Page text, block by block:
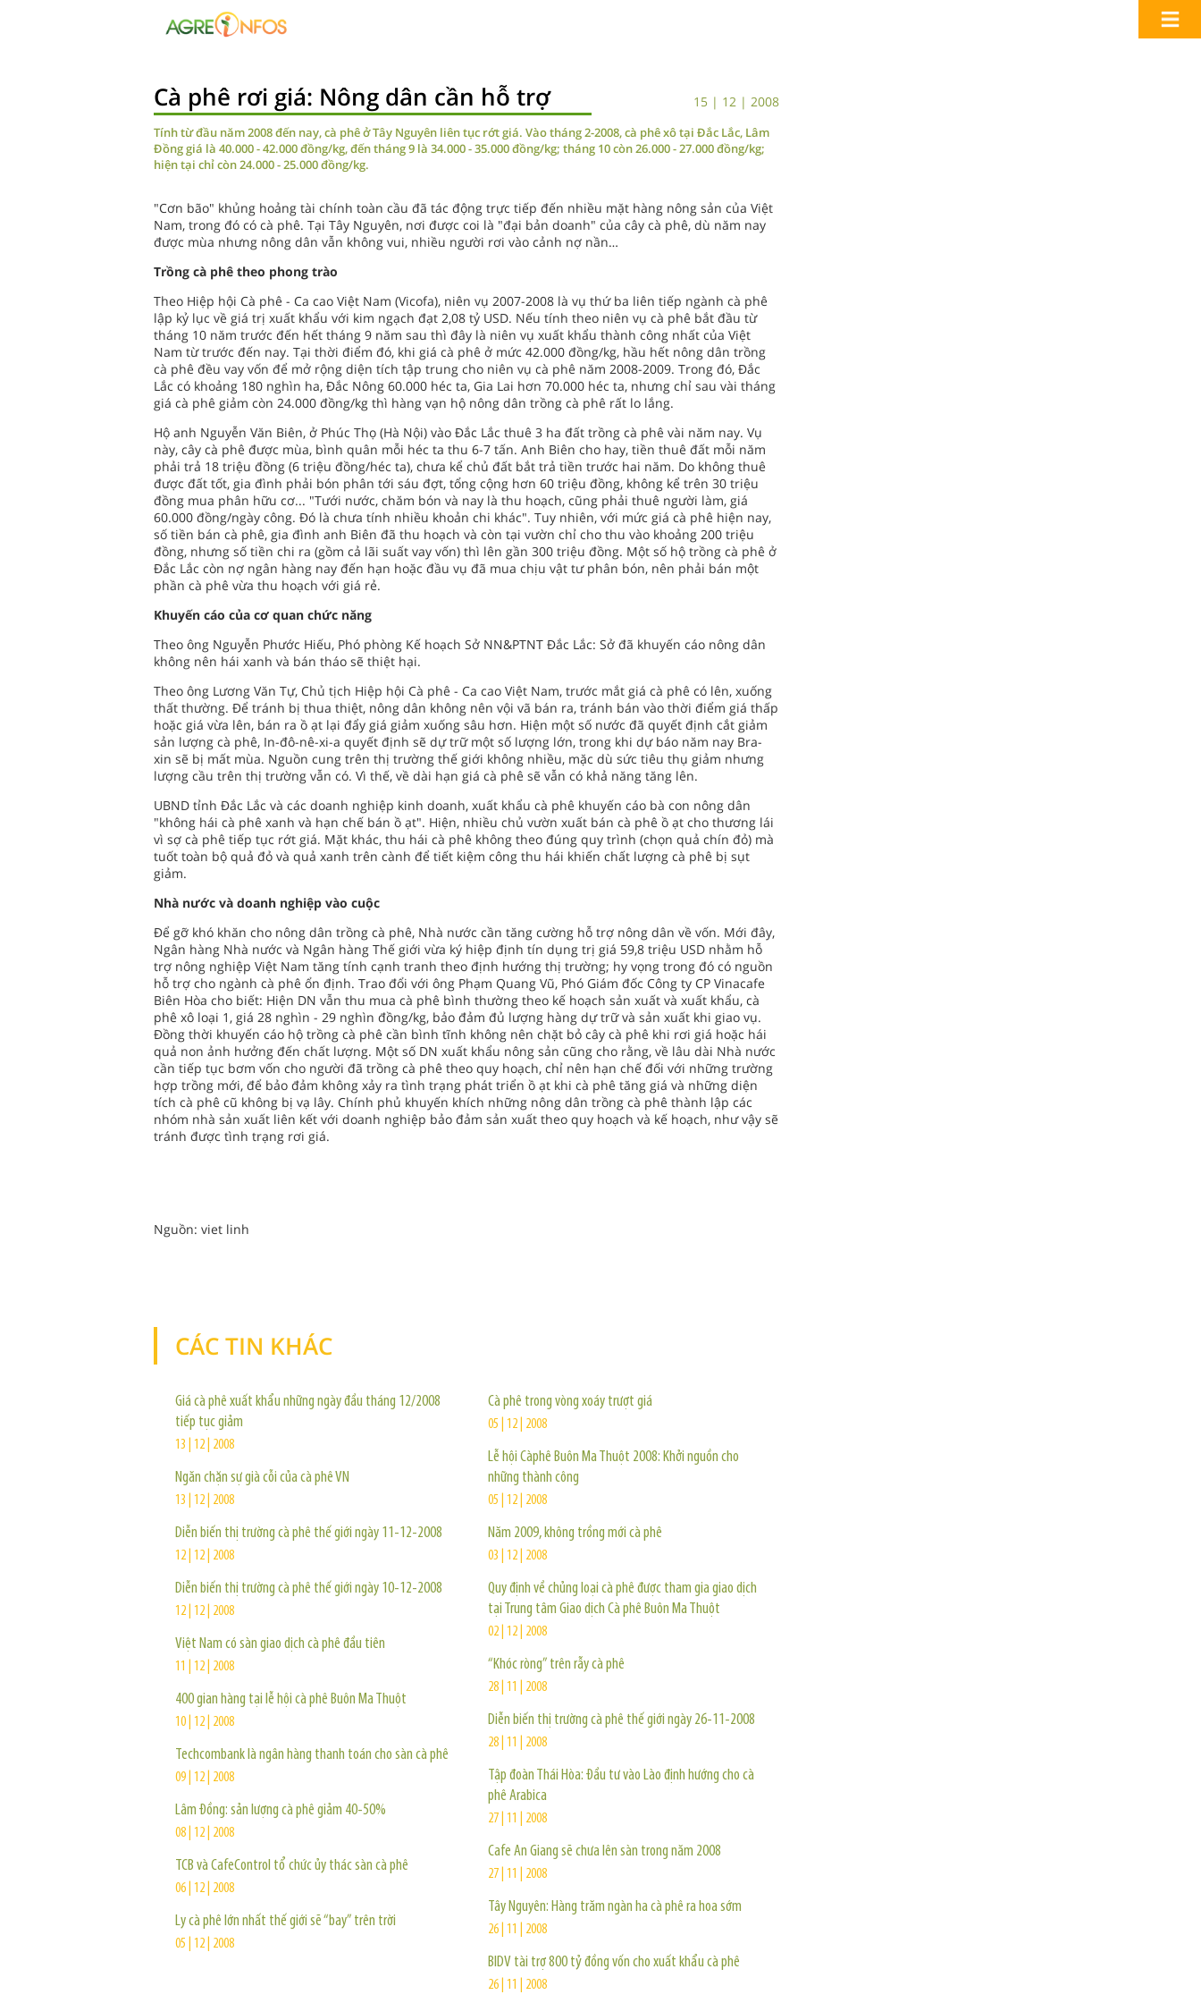
Cà phê rơi giá: Nông dân cần hỗ trợ 15 | 12 | 2008
Tính từ đầu năm 2008 đến nay, cà phê ở Tây Nguyên liên tục rớt giá. Vào tháng 2-2008, cà phê xô tại Đắc Lắc, Lâm
Đồng giá là 40.000 - 42.000 đồng/kg, đến tháng 9 là 34.000 - 35.000 đồng/kg; tháng 10 còn 26.000 - 27.000 đồng/kg;
hiện tại chỉ còn 24.000 - 25.000 đồng/kg.
"Cơn bão" khủng hoảng tài chính toàn cầu đã tác động trực tiếp đến nhiều mặt hàng nông sản của Việt
Nam, trong đó có cà phê. Tại Tây Nguyên, nơi được coi là "đại bản doanh" của cây cà phê, dù năm nay
được mùa nhưng nông dân vẫn không vui, nhiều người rơi vào cảnh nợ nần…
Trồng cà phê theo phong trào
Theo Hiệp hội Cà phê - Ca cao Việt Nam (Vicofa), niên vụ 2007-2008 là vụ thứ ba liên tiếp ngành cà phê
lập kỷ lục về giá trị xuất khẩu với kim ngạch đạt 2,08 tỷ USD. Nếu tính theo niên vụ cà phê bắt đầu từ
tháng 10 năm trước đến hết tháng 9 năm sau thì đây là niên vụ xuất khẩu thành công nhất của Việt
Nam từ trước đến nay. Tại thời điểm đó, khi giá cà phê ở mức 42.000 đồng/kg, hầu hết nông dân trồng
cà phê đều vay vốn để mở rộng diện tích tập trung cho niên vụ cà phê năm 2008-2009. Trong đó, Đắc
Lắc có khoảng 180 nghìn ha, Đắc Nông 60.000 héc ta, Gia Lai hơn 70.000 héc ta, nhưng chỉ sau vài tháng
giá cà phê giảm còn 24.000 đồng/kg thì hàng vạn hộ nông dân trồng cà phê rất lo lắng.
Hộ anh Nguyễn Văn Biên, ở Phúc Thọ (Hà Nội) vào Đắc Lắc thuê 3 ha đất trồng cà phê vài năm nay. Vụ
này, cây cà phê được mùa, bình quân mỗi héc ta thu 6-7 tấn. Anh Biên cho hay, tiền thuê đất mỗi năm
phải trả 18 triệu đồng (6 triệu đồng/héc ta), chưa kể chủ đất bắt trả tiền trước hai năm. Do không thuê
được đất tốt, gia đình phải bón phân tới sáu đợt, tổng cộng hơn 60 triệu đồng, không kể trên 30 triệu
đồng mua phân hữu cơ... "Tưới nước, chăm bón và nay là thu hoạch, cũng phải thuê người làm, giá
60.000 đồng/ngày công. Đó là chưa tính nhiều khoản chi khác". Tuy nhiên, với mức giá cà phê hiện nay,
số tiền bán cà phê, gia đình anh Biên đã thu hoạch và còn tại vườn chỉ cho thu vào khoảng 200 triệu
đồng, nhưng số tiền chi ra (gồm cả lãi suất vay vốn) thì lên gần 300 triệu đồng. Một số hộ trồng cà phê ở
Đắc Lắc còn nợ ngân hàng nay đến hạn hoặc đầu vụ đã mua chịu vật tư phân bón, nên phải bán một
phần cà phê vừa thu hoạch với giá rẻ.
Khuyến cáo của cơ quan chức năng
Theo ông Nguyễn Phước Hiếu, Phó phòng Kế hoạch Sở NN&PTNT Đắc Lắc: Sở đã khuyến cáo nông dân
không nên hái xanh và bán tháo sẽ thiệt hại.
Theo ông Lương Văn Tự, Chủ tịch Hiệp hội Cà phê - Ca cao Việt Nam, trước mắt giá cà phê có lên, xuống
thất thường. Để tránh bị thua thiệt, nông dân không nên vội vã bán ra, tránh bán vào thời điểm giá thấp
hoặc giá vừa lên, bán ra ồ ạt lại đẩy giá giảm xuống sâu hơn. Hiện một số nước đã quyết định cắt giảm
sản lượng cà phê, In-đô-nê-xi-a quyết định sẽ dự trữ một số lượng lớn, trong khi dự báo năm nay Bra-
xin sẽ bị mất mùa. Nguồn cung trên thị trường thế giới không nhiều, mặc dù sức tiêu thụ giảm nhưng
lượng cầu trên thị trường vẫn có. Vì thế, về dài hạn giá cà phê sẽ vẫn có khả năng tăng lên.
UBND tỉnh Đắc Lắc và các doanh nghiệp kinh doanh, xuất khẩu cà phê khuyến cáo bà con nông dân
"không hái cà phê xanh và hạn chế bán ồ ạt". Hiện, nhiều chủ vườn xuất bán cà phê ồ ạt cho thương lái
vì sợ cà phê tiếp tục rớt giá. Mặt khác, thu hái cà phê không theo đúng quy trình (chọn quả chín đỏ) mà
tuốt toàn bộ quả đỏ và quả xanh trên cành để tiết kiệm công thu hái khiến chất lượng cà phê bị sụt
giảm.
Nhà nước và doanh nghiệp vào cuộc
Để gỡ khó khăn cho nông dân trồng cà phê, Nhà nước cần tăng cường hỗ trợ nông dân về vốn. Mới đây,
Ngân hàng Nhà nước và Ngân hàng Thế giới vừa ký hiệp định tín dụng trị giá 59,8 triệu USD nhằm hỗ
trợ nông nghiệp Việt Nam tăng tính cạnh tranh theo định hướng thị trường; hy vọng trong đó có nguồn
hỗ trợ cho ngành cà phê ổn định. Trao đổi với ông Phạm Quang Vũ, Phó Giám đốc Công ty CP Vinacafe
Biên Hòa cho biết: Hiện DN vẫn thu mua cà phê bình thường theo kế hoạch sản xuất và xuất khẩu, cà
phê xô loại 1, giá 28 nghìn - 29 nghìn đồng/kg, bảo đảm đủ lượng hàng dự trữ và sản xuất khi giao vụ.
Đồng thời khuyến cáo hộ trồng cà phê cần bình tĩnh không nên chặt bỏ cây cà phê khi rơi giá hoặc hái
quả non ảnh hưởng đến chất lượng. Một số DN xuất khẩu nông sản cũng cho rằng, về lâu dài Nhà nước
cần tiếp tục bơm vốn cho người đã trồng cà phê theo quy hoạch, chỉ nên hạn chế đối với những trường
hợp trồng mới, để bảo đảm không xảy ra tình trạng phát triển ồ ạt khi cà phê tăng giá và những diện
tích cà phê cũ không bị vạ lây. Chính phủ khuyến khích những nông dân trồng cà phê thành lập các
nhóm nhà sản xuất liên kết với doanh nghiệp bảo đảm sản xuất theo quy hoạch và kế hoạch, như vậy sẽ
tránh được tình trạng rơi giá.
Nguồn: viet linh
CÁC TIN KHÁC
Giá cà phê xuất khẩu những ngày đầu tháng 12/2008
tiếp tục giảm
13 | 12 | 2008
Ngăn chặn sự già cỗi của cà phê VN
13 | 12 | 2008
Diễn biến thị trường cà phê thế giới ngày 11-12-2008
12 | 12 | 2008
Diễn biến thị trường cà phê thế giới ngày 10-12-2008
12 | 12 | 2008
Việt Nam có sàn giao dịch cà phê đầu tiên
11 | 12 | 2008
400 gian hàng tại lễ hội cà phê Buôn Ma Thuột
10 | 12 | 2008
Techcombank là ngân hàng thanh toán cho sàn cà phê
09 | 12 | 2008
Lâm Đồng: sản lượng cà phê giảm 40-50%
08 | 12 | 2008
TCB và CafeControl tổ chức ủy thác sàn cà phê
06 | 12 | 2008
Ly cà phê lớn nhất thế giới sẽ “bay” trên trời
05 | 12 | 2008
Cà phê trong vòng xoáy trượt giá
05 | 12 | 2008
Lễ hội Càphê Buôn Ma Thuột 2008: Khởi nguồn cho
những thành công
05 | 12 | 2008
Năm 2009, không trồng mới cà phê
03 | 12 | 2008
Quy định về chủng loại cà phê được tham gia giao dịch
tại Trung tâm Giao dịch Cà phê Buôn Ma Thuột
02 | 12 | 2008
“Khóc ròng” trên rẫy cà phê
28 | 11 | 2008
Diễn biến thị trường cà phê thế giới ngày 26-11-2008
28 | 11 | 2008
Tập đoàn Thái Hòa: Đầu tư vào Lào định hướng cho cà
phê Arabica
27 | 11 | 2008
Cafe An Giang sẽ chưa lên sàn trong năm 2008
27 | 11 | 2008
Tây Nguyên: Hàng trăm ngàn ha cà phê ra hoa sớm
26 | 11 | 2008
BIDV tài trợ 800 tỷ đồng vốn cho xuất khẩu cà phê
26 | 11 | 2008